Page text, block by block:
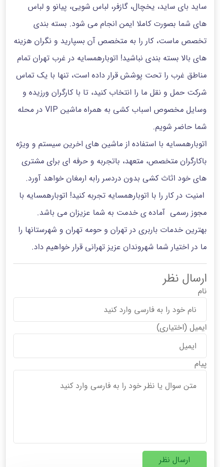
ساید بای ساید، یخچال، گازفر، لباس شویی، پیانو و لباس
های شما بصورت کاملا ایمن انجام می شود. بسته بندی
تخصص ماست، کار را به متخصص آن بسپارید و نگران هزینه
های بالا بسته بندی نباشید! اتوبارهمسایه در غرب تهران تمام
مناطق غرب را تحت پوشش قرار داده است، تنها با یک تماس
شرکت حمل و نقل ما را انتخاب کنید، تا با کارگران ورزیده و
وسایل مخصوص اسباب کشی به همراه ماشین VIP در محله
شما حاضر شویم.
اتوبارهمسایه با استفاده از ماشین های اخرین سیستم و ویژه
باکارگران متخصص، متعهد، باتجربه و حرفه ای برای مشتری
های خود اثاث کشی بدون دردسر رابه ارمغان خواهد آورد.
امنیت در کار را با اتوبارهمسایه تجربه کنید! اتوبارهمسایه با
مجوز رسمی آماده ی خدمت به شما عزیزان می باشد.
بهترین خدمات باربری در تهران و حومه تهران و شهرستانها را
ما در اختیار شما شهروندان عزیز تهرانی قرار خواهیم داد.
ارسال نظر
نام
ایمیل (اختیاری)
پیام
ارسال نظر